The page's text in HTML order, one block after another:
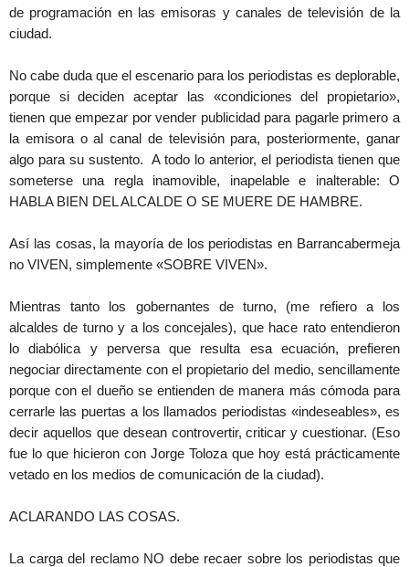
de programación en las emisoras y canales de televisión de la
ciudad.
No cabe duda que el escenario para los periodistas es deplorable,
porque si deciden aceptar las «condiciones del propietario»,
tienen que empezar por vender publicidad para pagarle primero a
la emisora o al canal de televisión para, posteriormente, ganar
algo para su sustento. A todo lo anterior, el periodista tienen que
someterse una regla inamovible, inapelable e inalterable: O
HABLA BIEN DEL ALCALDE O SE MUERE DE HAMBRE.
Así las cosas, la mayoría de los periodistas en Barrancabermeja
no VIVEN, simplemente «SOBRE VIVEN».
Mientras tanto los gobernantes de turno, (me refiero a los
alcaldes de turno y a los concejales), que hace rato entendieron
lo diabólica y perversa que resulta esa ecuación, prefieren
negociar directamente con el propietario del medio, sencillamente
porque con el dueño se entienden de manera más cómoda para
cerrarle las puertas a los llamados periodistas «indeseables», es
decir aquellos que desean controvertir, criticar y cuestionar. (Eso
fue lo que hicieron con Jorge Toloza que hoy está prácticamente
vetado en los medios de comunicación de la ciudad).
ACLARANDO LAS COSAS.
La carga del reclamo NO debe recaer sobre los periodistas que